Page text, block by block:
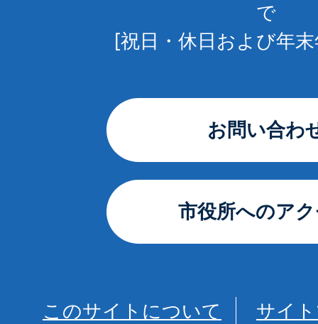
で
[祝日・休日および年
お問い合わ
市役所へのア
このサイトについて
サイ